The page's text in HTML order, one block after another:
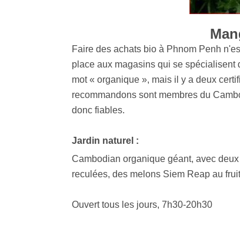
Faire des achats bio à Phnom Penh
place aux magasins qui se
mot « organique », mais il y a deux
recommandons sont membres du
donc fiables.
Jardin naturel :
Cambodian organique géant, avec
reculées, des melons Siem Reap au
Ouvert tous les jours, 7h30-20h30